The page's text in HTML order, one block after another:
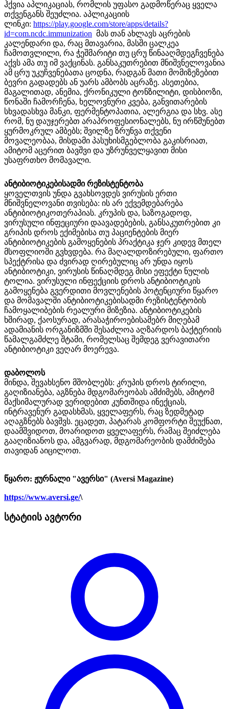
ჰქვია აპლიკაციას, რომლის უფასო გადმოწერაც ყველა
თქვენგანს შეუძლია. აპლიკაციის
ლინკი: https://play.google.com/store/apps/details?
id=com.ncdc.immunization მას თან ახლავს აცრების
კალენდარი და, რაც მთავარია, მასში ცალკეა
ჩამოთვლილი, რა ჭეშმარიტი თუ ცრუ წინააღმდეგჩვენება
აქვს ამა თუ იმ ვაქცინას. განსაკუთრებით მნიშვნელოვანია
ამ ცრუ უკუჩვენებათა ცოდნა, რადგან მათი მომიზეზებით
ბევრი გადადებს ან უარს ამბობს აცრაზე. ასეთებია,
მაგალითად, ანემია, ქრონიკული ტონზილიტი, დისბიოზი,
წონაში ჩამორჩენა, ხელოვნური კვება, განვითარების
სხვადასხვა მანკი, ფერმენტოპათია, ალერგია და სხვ. ასე
რომ, ნუ დაუჯერებთ არაპროფესიონალებს, ნუ ირწმუნებთ
ყურმოკრულ ამბებს; შვილზე ზრუნვა თქვენი
მოვალეობაა, მისდამი პასუხისმგებლობა გაკისრიათ,
ამიტომ აცერით ბავშვი და უზრუნველყავით მისი
უსაფრთხო მომავალი.
ანტიბიოტიკებისადმი რეზისტენტობა
ყოველთვის უნდა გვახსოვდეს ვირუსის ერთი
მნიშვნელოვანი თვისება: ის არ ექვემდებარება
ანტიბიოტიკოთერაპიას. კრუპის და, საზოგადოდ,
ვირუსული ინფეციური დაავადებების, განსაკუთრებით კი
გრიპის დროს ექიმებისა თუ პაციენტების მიერ
ანტიბიოტიკების გამოყენების პრაქტიკა ჯერ კიდევ მთელ
მსოფლიოში გვხვდება. რა მაღალდოზირებული, ფართო
სპექტრისა და ძვირად ღირებულიც არ უნდა იყოს
ანტიბიოტიკი, ვირუსის წინაღმდეგ მისი ეფექტი ნულის
ტოლია. ვირუსული ინფექციის დროს ანტიბიოტიკის
გამოყენება გვერდითი მოვლენების პოტენციური წყარო
და მომავალში ანტიბიოტიკებისადმი რეზისტენტობის
ჩამოყალიბების რეალური მიზეზია. ანტიბიოტიკების
ხშირად, ქაოსურად, არასაჭიროებისამებრ მიღებამ
ადამიანის ორგანიზმში შესაძლოა აღზარდოს ბაქტერიის
წამალგამძლე შტამი, რომელსაც შემდეგ ვერავითარი
ანტიბიოტიკი ვეღარ მოერევა.
დაბოლოს
მინდა, შევახსენო მშობლებს: კრუპის დროს ტირილი,
გაღიზიანება, აგზნება მდგომარეობას ამძიმებს, ამიტომ
მაქსიმალურად ვერიდებით კუნთშიდა ინექციას,
ინტრავენურ გადასხმას, ყველაფერს, რაც ზედმეტად
აღაგზნებს ბავშვს. ეცადეთ, პატარას კომფორტი შეუქნათ,
დაამშვიდოთ, მოარიდოთ ყველაფერს, რამაც შეიძლება
გააღიზიანოს და, ამგვარად, მდგომარეობის დამძიმება
თავიდან აიცილოთ.
წყარო: ჟურნალი "ავერსი" (Aversi Magazine)
https://www.aversi.ge/\
სტატიის ავტორი